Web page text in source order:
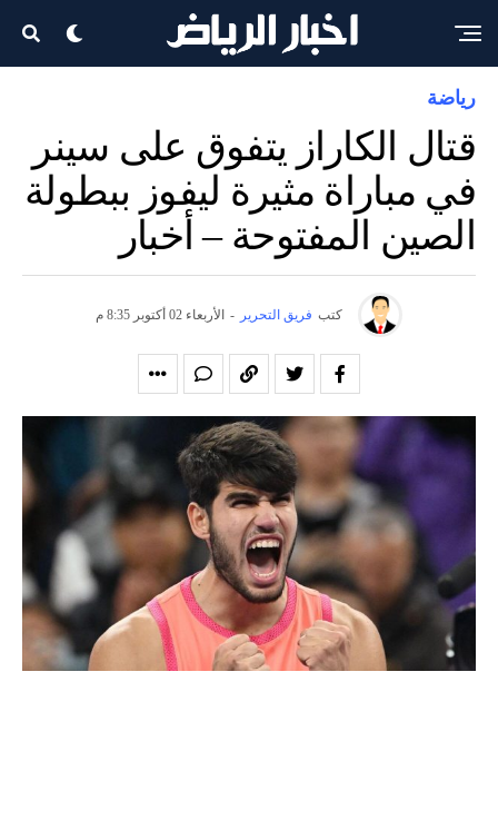
رياضة
قتال الكاراز يتفوق على سينر
في مباراة مثيرة ليفوز ببطولة
الصين المفتوحة – أخبار
كتب فريق التحرير - الأربعاء 02 أكتوبر 8:35 م